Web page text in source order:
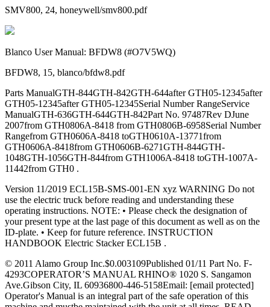
SMV800, 24, honeywell/smv800.pdf
Blanco User Manual: BFDW8 (#O7V5WQ)
BFDW8, 15, blanco/bfdw8.pdf
Parts ManualGTH-844GTH-842GTH-644after GTH05-12345after
GTH05-12345after GTH05-12345Serial Number RangeService
ManualGTH-636GTH-644GTH-842Part No. 97487Rev DJune
2007from GTH0806A-8418 from GTH0806B-6958Serial Number
Rangefrom GTH0606A-8418 toGTH0610A-13771from
GTH0606A-8418from GTH0606B-6271GTH-844GTH-
1048GTH-1056GTH-844from GTH1006A-8418 toGTH-1007A-
11442from GTH0 .
Version 11/2019 ECL15B-SMS-001-EN xyz WARNING Do not
use the electric truck before reading and understanding these
operating instructions. NOTE: • Please check the designation of
your present type at the last page of this document as well as on the
ID-plate. • Keep for future reference. INSTRUCTION
HANDBOOK Electric Stacker ECL15B .
© 2011 Alamo Group Inc.$0.003109Published 01/11 Part No. F-
4293COPERATOR’S MANUAL RHINO® 1020 S. Sangamon
Ave.Gibson City, IL 60936800-446-5158Email: [email protected]
Operator's Manual is an integral part of the safe operation of this